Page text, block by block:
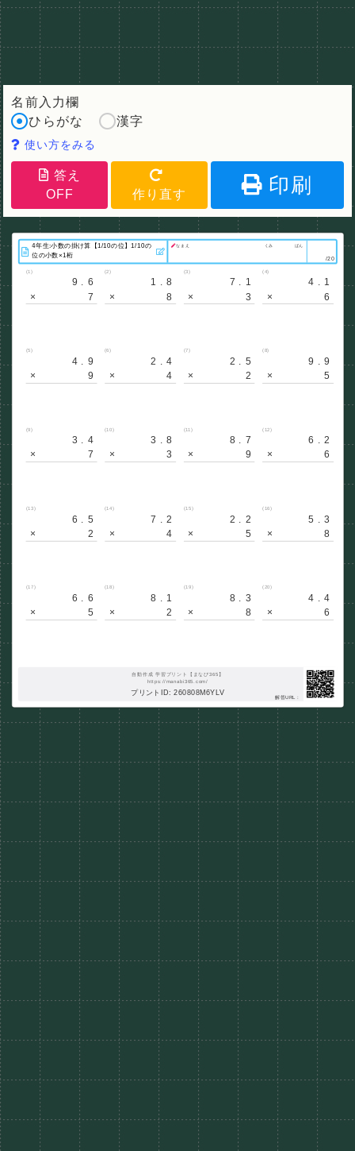
名前入力欄
ひらがな
漢字
使い方をみる
答え
OFF
作り直す 印刷
なまえ くみ ばん
/20
(1)
×
9.6
7
(2)
×
1.8
8
(3)
×
7.1
3
(4)
×
4.1
6
(5)
×
4.9
9
(6)
×
2.4
4
(7)
×
2.5
2
(8)
×
9.9
5
(9)
×
3.4
7
(10)
×
3.8
3
(11)
×
8.7
9
(12)
×
6.2
6
(13)
×
6.5
2
(14)
×
7.2
4
(15)
×
2.2
5
(16)
×
5.3
8
(17)
×
6.6
5
(18)
×
8.1
2
(19)
×
8.3
8
(20)
×
4.4
6
自動作成 学習プリント【まなび365】
https://manabi365.com/
プリントID: 260808M6YLV
解答URL :